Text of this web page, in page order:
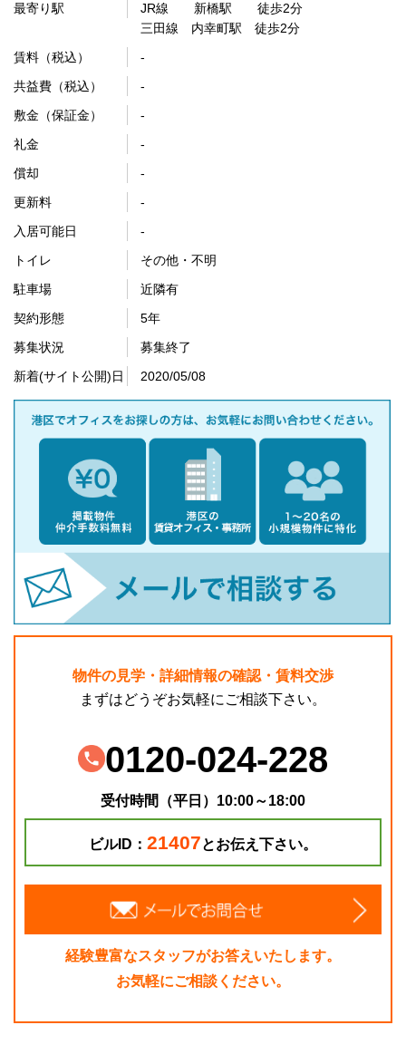
最寄り駅
JR線 新橋駅 徒歩2分
三田線 内幸町駅 徒歩2分
賃料（税込）
-
共益費（税込）
-
敷金（保証金）
-
礼金
-
償却
-
更新料
-
入居可能日
-
トイレ
その他・不明
駐車場
近隣有
契約形態
5年
募集状況
募集終了
新着(サイト公開)日
2020/05/08
物件の見学・詳細情報の確認・賃料交渉
まずはどうぞお気軽にご相談下さい。
0120-024-228
受付時間（平日）10:00～18:00
ビルID： 21407とお伝え下さい。
経験豊富なスタッフがお答えいたします。
お気軽にご相談ください。